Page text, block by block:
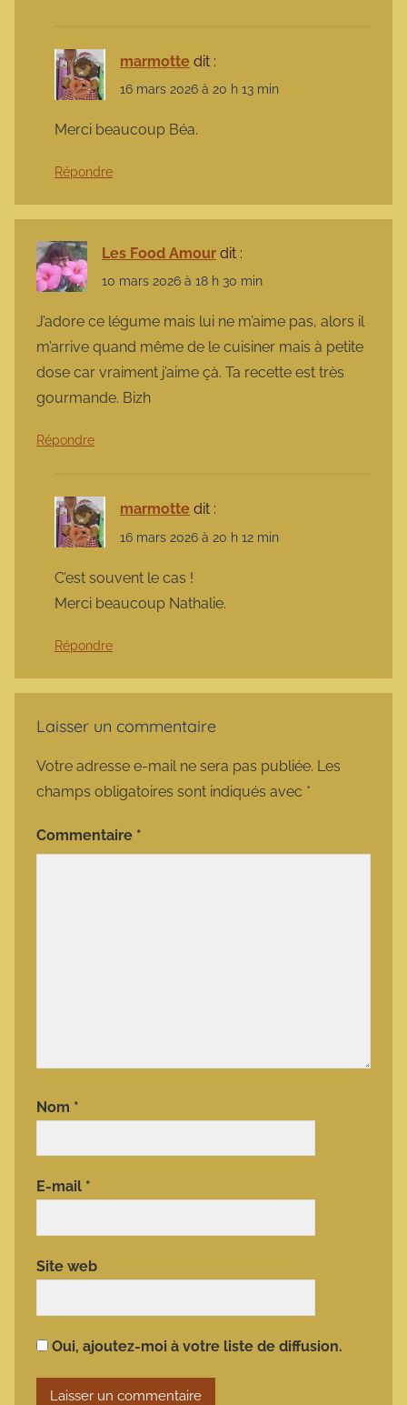
marmotte dit :
16 mars 2026 à 20 h 13 min
Merci beaucoup Béa.
Répondre
Les Food Amour dit :
10 mars 2026 à 18 h 30 min
J’adore ce légume mais lui ne m’aime pas, alors il
m’arrive quand même de le cuisiner mais à petite
dose car vraiment j’aime çà. Ta recette est très
gourmande. Bizh
Répondre
marmotte dit :
16 mars 2026 à 20 h 12 min
C’est souvent le cas !
Merci beaucoup Nathalie.
Répondre
Laisser un commentaire
Votre adresse e-mail ne sera pas publiée. Les
champs obligatoires sont indiqués avec *
Commentaire *
Nom *
E-mail *
Site web
Oui, ajoutez-moi à votre liste de diffusion.